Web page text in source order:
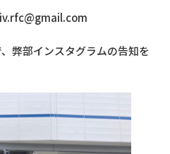
弊部インスタグラムの告知を